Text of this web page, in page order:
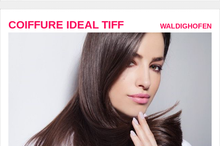
COIFFURE IDEAL TIFF WALDIGHOFEN